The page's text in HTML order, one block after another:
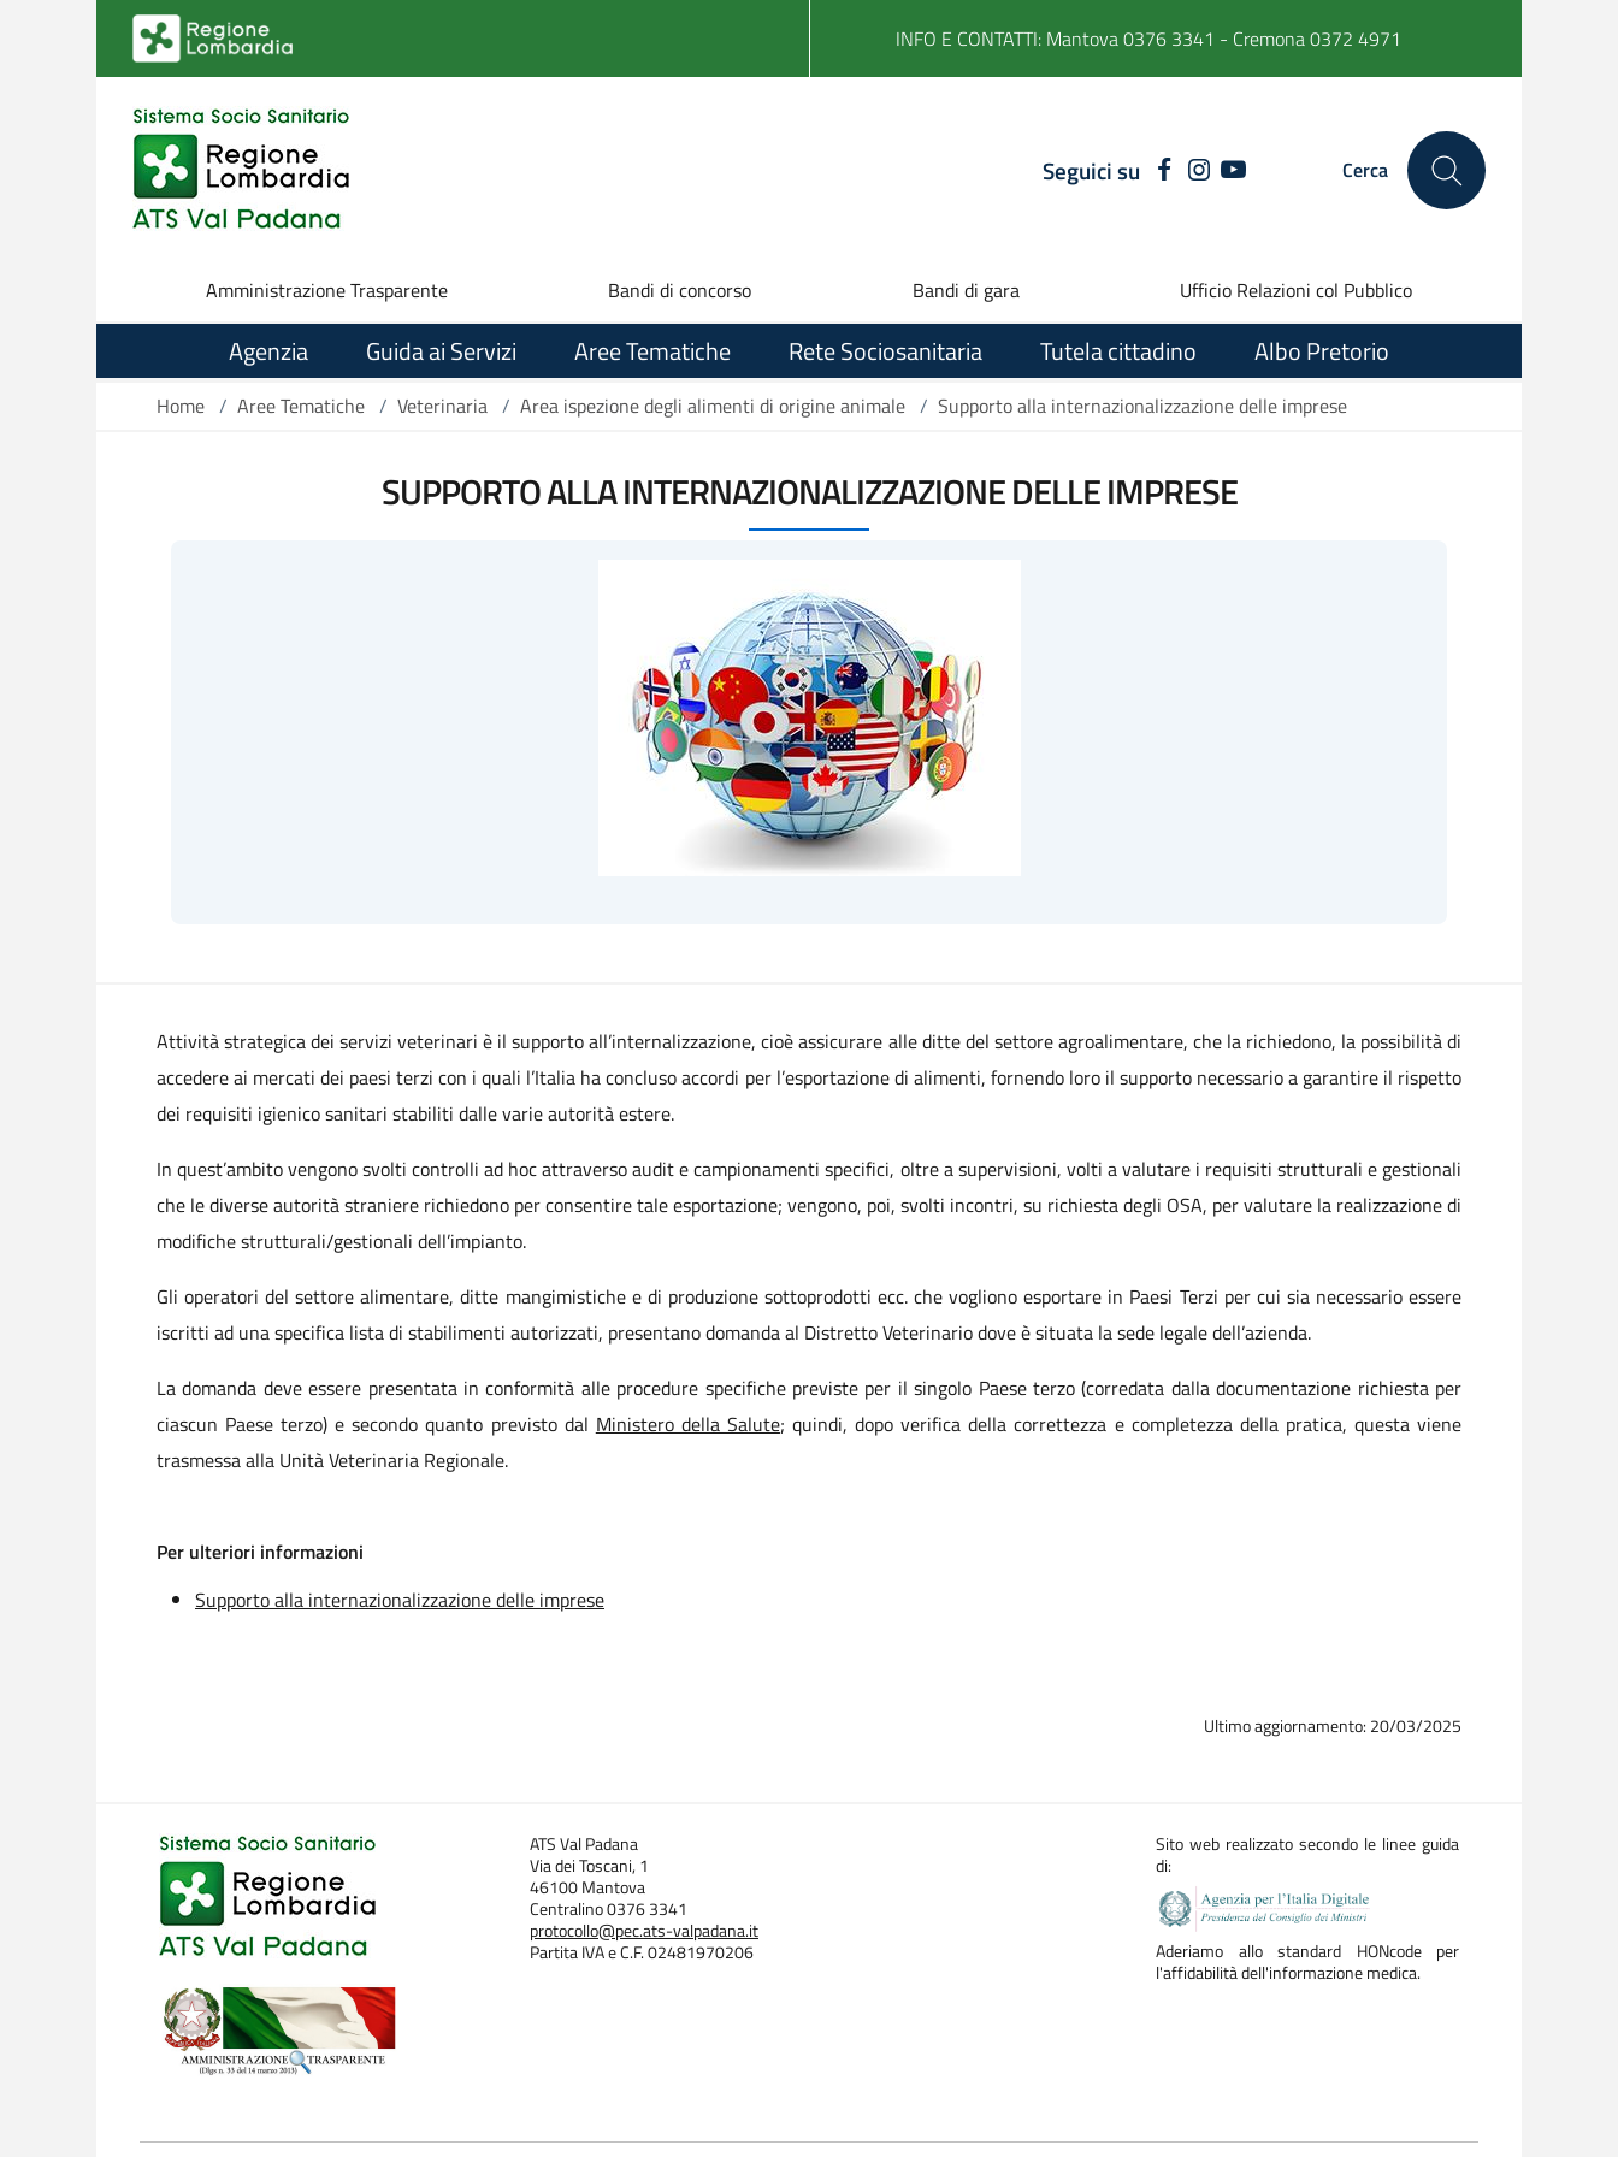
Salta al contenuto principale
INFO E CONTATTI: Mantova 0376 3341 - Cremona 0372 4971
Seguici suFACEBOOKINSTAGRAM
YOUTUBE Cerca
Amministrazione Trasparente Bandi di concorso Bandi di gara Ufficio Relazioni col Pubblico
Agenzia Guida ai Servizi Aree Tematiche Rete Sociosanitaria Tutela cittadino Albo Pretorio
Home / Aree Tematiche / Veterinaria / Area ispezione degli alimenti di origine animale / Supporto alla internazionalizzazione delle imprese
SUPPORTO ALLA INTERNAZIONALIZZAZIONE DELLE IMPRESE
Attività strategica dei servizi veterinari è il supporto all’internalizzazione, cioè assicurare alle ditte del settore agroalimentare, che la richiedono, la possibilità di
accedere ai mercati dei paesi terzi con i quali l’Italia ha concluso accordi per l’esportazione di alimenti, fornendo loro il supporto necessario a garantire il rispetto
dei requisiti igienico sanitari stabiliti dalle varie autorità estere.
In quest’ambito vengono svolti controlli ad hoc attraverso audit e campionamenti specifici, oltre a supervisioni, volti a valutare i requisiti strutturali e gestionali
che le diverse autorità straniere richiedono per consentire tale esportazione; vengono, poi, svolti incontri, su richiesta degli OSA, per valutare la realizzazione di
modifiche strutturali/gestionali dell’impianto.
Gli operatori del settore alimentare, ditte mangimistiche e di produzione sottoprodotti ecc. che vogliono esportare in Paesi Terzi per cui sia necessario essere
iscritti ad una specifica lista di stabilimenti autorizzati, presentano domanda al Distretto Veterinario dove è situata la sede legale dell’azienda.
La domanda deve essere presentata in conformità alle procedure specifiche previste per il singolo Paese terzo (corredata dalla documentazione richiesta per
ciascun Paese terzo) e secondo quanto previsto dal Ministero della Salute; quindi, dopo verifica della correttezza e completezza della pratica, questa viene
trasmessa alla Unità Veterinaria Regionale.
Per ulteriori informazioni
Supporto alla internazionalizzazione delle imprese
Ultimo aggiornamento: 20/03/2025
ATS Val Padana
Via dei Toscani, 1
46100 Mantova
Centralino 0376 3341
protocollo@pec.ats-valpadana.it
Partita IVA e C.F. 02481970206
Sito web realizzato secondo le linee guida
di:
Aderiamo allo standard HONcode per
l'affidabilità dell'informazione medica.